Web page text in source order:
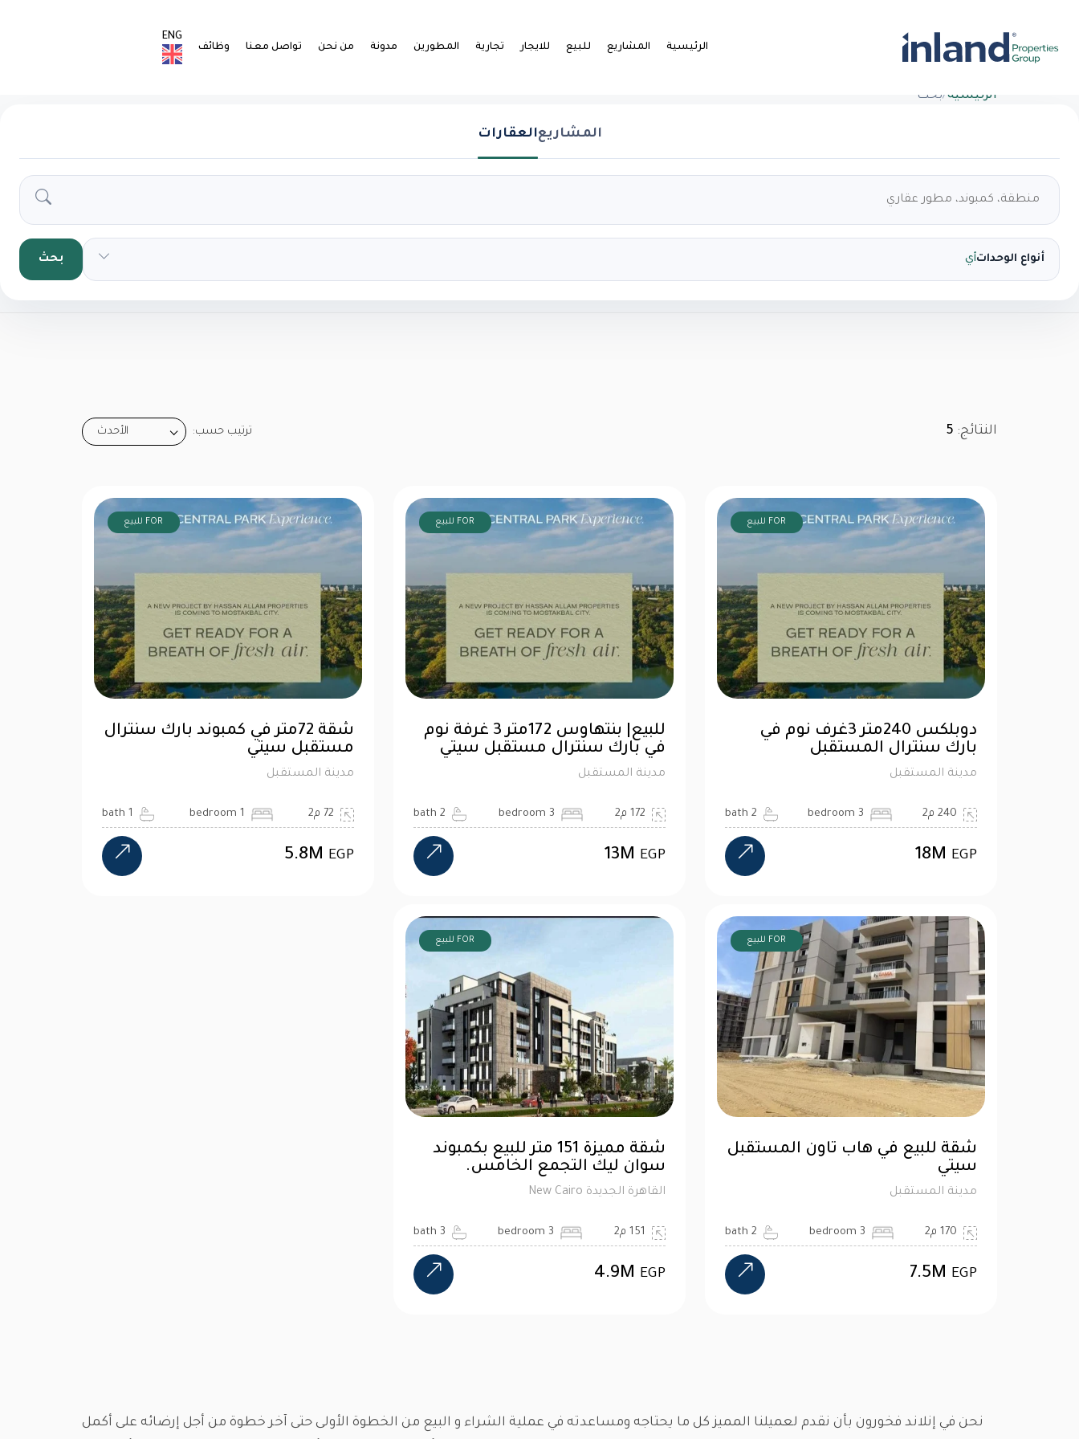
الرئيسية المشاريع للبيع للايجار تجارية المطورين مدونة من نحن تواصل معنا وظائف
ENG
الرئيسية/بحث
المشاريعالعقارات
أنواع الوحداتأي بحث
النتائج: 5 ترتيب حسب: الأحدث
FOR للبيع
دوبلكس 240متر 3غرف نوم في
بارك سنترال المستقبل
مدينة المستقبل
240 م2 3 bedroom
2 bath
18M EGP
FOR للبيع
للبيع| بنتهاوس 172متر 3 غرفة نوم
في بارك سنترال مستقبل سيتي
مدينة المستقبل
172 م2 3 bedroom
2 bath
13M EGP
FOR للبيع
شقة 72متر في كمبوند بارك سنترال
مستقبل سيتي
مدينة المستقبل
72 م2 1 bedroom
1 bath
5.8M EGP
FOR للبيع
شقة للبيع في هاب تاون المستقبل
سيتي
مدينة المستقبل
170 م2 3 bedroom
2 bath
7.5M EGP
FOR للبيع
شقة مميزة 151 متر للبيع بكمبوند
سوان ليك التجمع الخامس.
القاهرة الجديدة New Cairo
151 م2 3 bedroom
3 bath
4.9M EGP
نحن في إنلاند فخورون بأن نقدم لعميلنا المميز كل ما يحتاجه ومساعدته في عملية الشراء و البيع من الخطوة الأولى حتى آخر خطوة من أجل إرضائه على أكمل